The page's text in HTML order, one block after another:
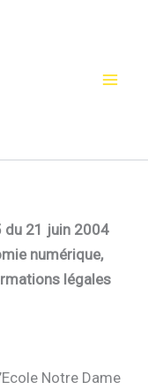
du 21 juin 2004
numérique,
légales
Notre Dame